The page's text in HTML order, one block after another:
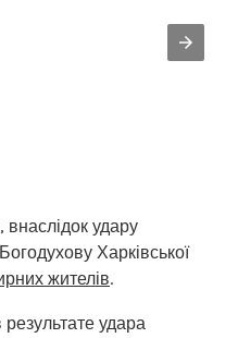
, внаслідок удару
Харківської
жителів.
результате удара